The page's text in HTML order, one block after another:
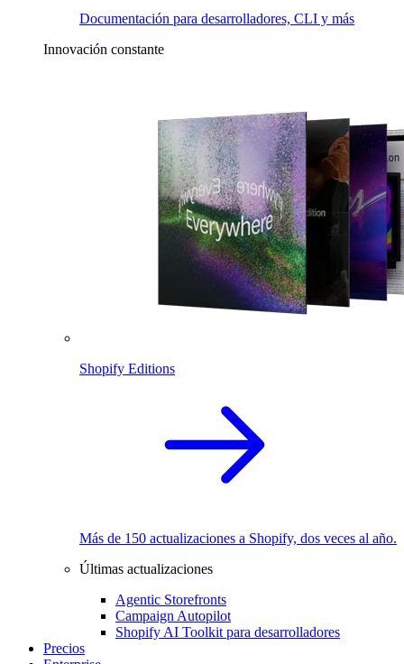
Documentación para desarrolladores, CLI y más
Innovación constante
Shopify Editions
Más de 150 actualizaciones a Shopify, dos veces al año.
Últimas actualizaciones
Agentic Storefronts
Campaign Autopilot
Shopify AI Toolkit para desarrolladores
Precios